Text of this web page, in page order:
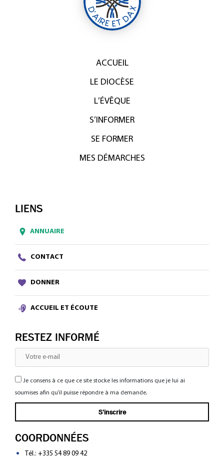
ACCUEIL
LE DIOCÈSE
L’ÉVÊQUE
S’INFORMER
SE FORMER
MES DÉMARCHES
LIENS
ANNUAIRE
CONTACT
DONNER
ACCUEIL ET ÉCOUTE
RESTEZ INFORMÉ
Je consens à ce que ce site stocke les informations que je lui ai
soumises afin qu’il puisse répondre à ma demande.
COORDONNÉES
Tél.: +335 54 89 09 42